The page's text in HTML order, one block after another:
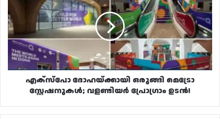
മെട്രോ
സ്റ്റേഷനുകൾ;
വളണ്ടിയർ
പ്രോഗ്രാം
ഉടൻ!
എക്‌സ്‌പോ ദോഹയ്ക്കായി ഒരുങ്ങി മെട്രോ
സ്റ്റേഷനുകൾ; വളണ്ടിയർ പ്രോഗ്രാം ഉടൻ!